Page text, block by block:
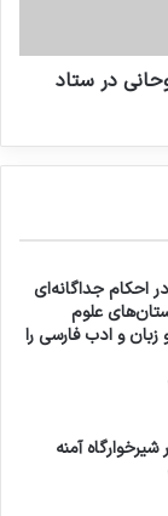
در ستاد
احکام جداگانه‌ای
علوم
زبان و ادب فارسی را
آمنه